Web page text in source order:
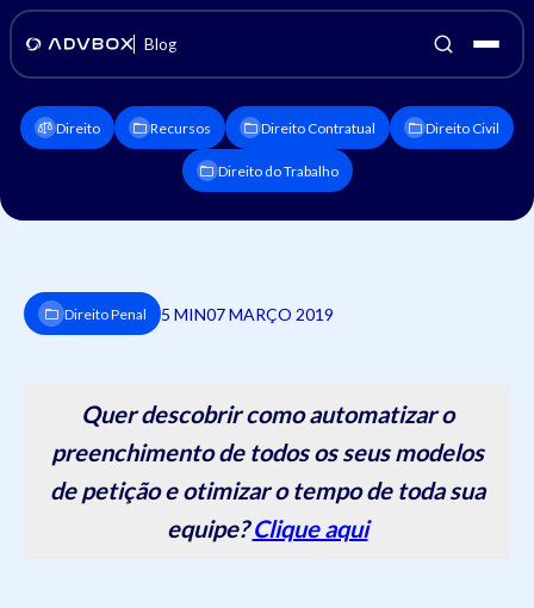
Blog
Direito Recursos Direito Contratual Direito Civil
Direito do Trabalho
Direito Penal 5 MIN07 MARÇO 2019
Quer descobrir como automatizar o
preenchimento de todos os seus modelos
de petição e otimizar o tempo de toda sua
equipe?Clique aqui